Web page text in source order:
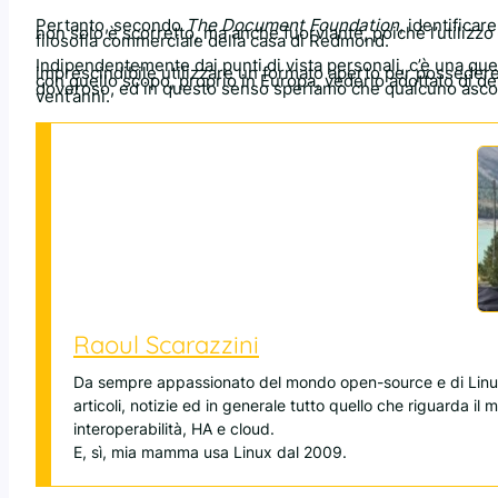
Pertanto, secondoThe Document Foundation,
non solo è scorretto, ma anche fuorviante, poiché
filosofia commerciale della casa di Redmond.
Indipendentemente dai punti di vista personali, c’è una
imprescindibile utilizzare un formato aperto per
con quello scopo, proprio in Europa, vederlo adottato di
doveroso, ed in questo senso speriamo che qualcuno
vent’anni.
Raoul Scarazzini
Da sempre appassionato del mondo open-source e di
articoli, notizie ed in generale tutto quello che riguarda il
interoperabilità, HA e cloud.
E, sì, mia mamma usa Linux dal 2009.